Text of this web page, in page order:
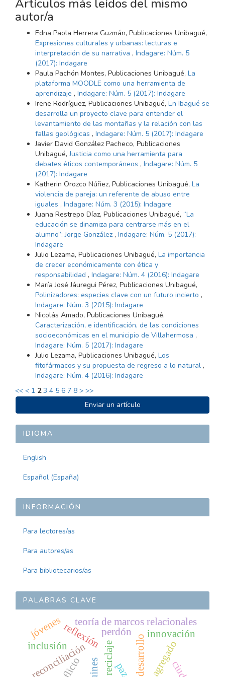
Artículos más leídos del mismo
autor/a
Edna Paola Herrera Guzmán, Publicaciones Unibagué,
Expresiones culturales y urbanas: lecturas e
interpretación de su narrativa , Indagare: Núm. 5
(2017): Indagare
Paula Pachón Montes, Publicaciones Unibagué, La
plataforma MOODLE como una herramienta de
aprendizaje , Indagare: Núm. 5 (2017): Indagare
Irene Rodríguez, Publicaciones Unibagué, En Ibagué se
desarrolla un proyecto clave para entender el
levantamiento de las montañas y la relación con las
fallas geológicas , Indagare: Núm. 5 (2017): Indagare
Javier David González Pacheco, Publicaciones
Unibagué,Justicia como una herramienta para
debates éticos contemporáneos , Indagare: Núm. 5
(2017): Indagare
Katherin Orozco Núñez, Publicaciones Unibagué, La
violencia de pareja: un referente de abuso entre
iguales , Indagare: Núm. 3 (2015): Indagare
Juana Restrepo Díaz, Publicaciones Unibagué, “La
educación se dinamiza para centrarse más en el
alumno”: Jorge González , Indagare: Núm. 5 (2017):
Indagare
Julio Lezama, Publicaciones Unibagué, La importancia
de crecer económicamente con ética y
responsabilidad , Indagare: Núm. 4 (2016): Indagare
María José Jáuregui Pérez, Publicaciones Unibagué,
Polinizadores: especies clave con un futuro incierto ,
Indagare: Núm. 3 (2015): Indagare
Nicolás Amado, Publicaciones Unibagué,
Caracterización, e identificación, de las condiciones
socioeconómicas en el municipio de Villahermosa ,
Indagare: Núm. 5 (2017): Indagare
Julio Lezama, Publicaciones Unibagué, Los
fitofármacos y su propuesta de regreso a lo natural ,
Indagare: Núm. 4 (2016): Indagare
<< < 1 2 3 4 5 6 7 8 > >>
ENVIAR
UN
ARTÍCULO
Enviar un artículo
IDIOMA
English
Español (España)
INFORMACIÓN
Para lectores/as
Para autores/as
Para bibliotecarios/as
PALABRAS CLAVE
reciclajepaz desarrollo
perdón
reconciliación
reflexión
teoría de marcos relacionales
innovación
inclusión
jóvenes